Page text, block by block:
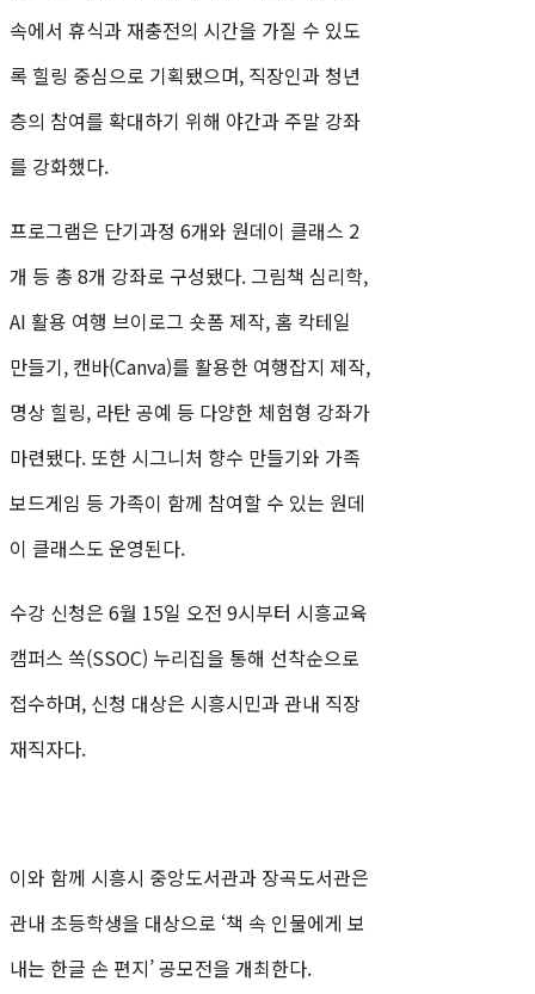
속에서 휴식과 재충전의 시간을 가질 수 있도
록 힐링 중심으로 기획됐으며, 직장인과 청년
층의 참여를 확대하기 위해 야간과 주말 강좌
를 강화했다.
프로그램은 단기과정 6개와 원데이 클래스 2
개 등 총 8개 강좌로 구성됐다. 그림책 심리학,
AI 활용 여행 브이로그 숏폼 제작, 홈 칵테일
만들기, 캔바(Canva)를 활용한 여행잡지 제작,
명상 힐링, 라탄 공예 등 다양한 체험형 강좌가
마련됐다. 또한 시그니처 향수 만들기와 가족
보드게임 등 가족이 함께 참여할 수 있는 원데
이 클래스도 운영된다.
수강 신청은 6월 15일 오전 9시부터 시흥교육
캠퍼스 쏙(SSOC) 누리집을 통해 선착순으로
접수하며, 신청 대상은 시흥시민과 관내 직장
재직자다.
이와 함께 시흥시 중앙도서관과 장곡도서관은
관내 초등학생을 대상으로 ‘책 속 인물에게 보
내는 한글 손 편지’ 공모전을 개최한다.